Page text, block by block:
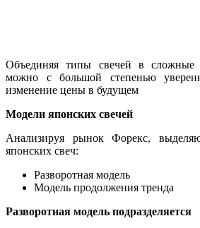
Объединяя типы свечей в сложные
можно с большой степенью
изменение цены в будущем
Модели японских свечей
Анализируя рынок Форекс,
японских свеч:
Разворотная модель
Модель продолжения тренда
Разворотная модель подразделяется